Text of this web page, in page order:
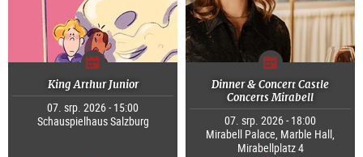
King Arthur Junior
07. srp. 2026 - 15:00
Schauspielhaus Salzburg
Dinner & Concert Castle
Concerts Mirabell
07. srp. 2026 - 18:00
Mirabell Palace, Marble Hall,
Mirabellplatz 4